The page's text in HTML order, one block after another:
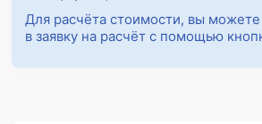
Для расчёта стоимости, вы можете
в заявку на расчёт с помощью